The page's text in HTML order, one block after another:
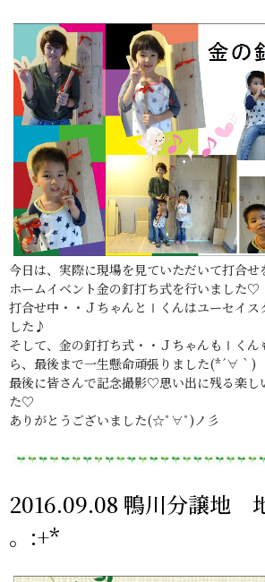
今日は、実際に現場を見ていただいて打合せ
ホームイベント金の釘打ち式を行いました♡
打合せ中・・ＪちゃんとⅠくんはユーセイス
した♪
そして、金の釘打ち式・・ＪちゃんもⅠくん
ら、最後まで一生懸命頑張りました(*´∀｀)
最後に皆さんで記念撮影♡思い出に残る楽し
た♡
ありがとうございました(☆ﾟ∀ﾟ)ノ彡
2016.09.08 鴨川分譲地
。:+*